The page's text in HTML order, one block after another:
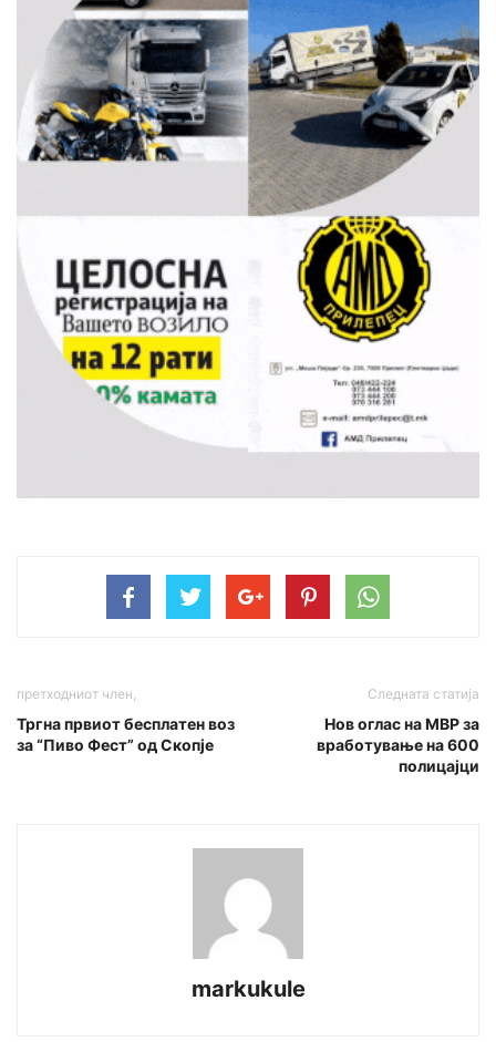
претходниот член,
Тргна првиот бесплатен воз
за “Пиво Фест” од Скопје
Следната статија
Нов оглас на МВР за
вработување на 600
полицајци
markukule